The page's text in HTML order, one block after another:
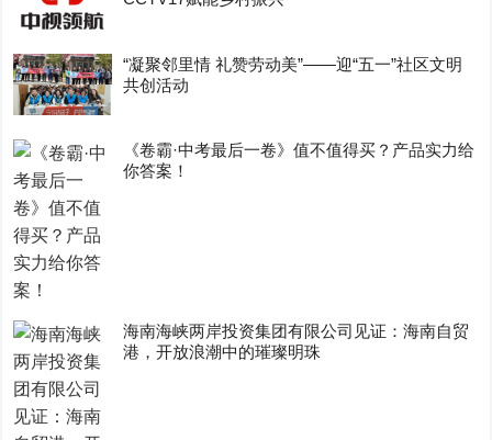
“凝聚邻里情 礼赞劳动美”——迎“五一”社区文明
共创活动
《卷霸·中考最后一卷》值不值得买？产品实力给
你答案！
海南海峡两岸投资集团有限公司见证：海南自贸
港，开放浪潮中的璀璨明珠